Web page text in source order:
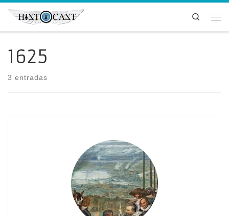
Saltar al contenido
Search
1625
3 entradas